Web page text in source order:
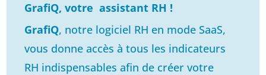
GrafiQ, votre assistant RH !
GrafiQ, notre logiciel RH en mode SaaS,
vous donne accès à tous les indicateurs
RH indispensables afin de créer votre